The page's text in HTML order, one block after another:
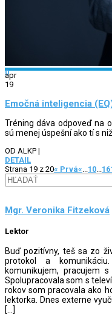
0
apr
19
Emočná inteligencia
Tréning dáva odpoveď na
sú menej úspešní ako tí s
OD ALKP |
DETAIL
Strana 19 z 20« Prvá«...10...16
Hľadať:
Mgr. Veronika Fitzeková
Lektor
Buď pozitívny, teš sa zo
protokol a
komunikujem, pracujem
Spolupracovala som s
rokov som pracovala ako
lektorka. Dnes externe
[…]